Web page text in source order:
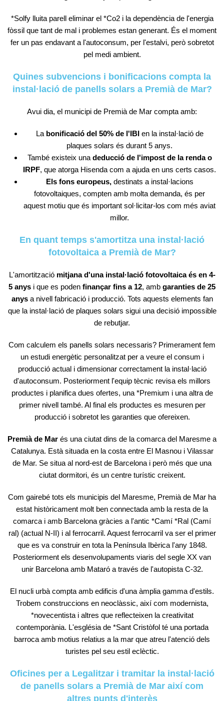
*Solfylluita parell eliminar el *Co2i la dependència de l'energia
fòssil que tant de mal i problemes estan generant. És el moment
fer un pas endavant a l'autoconsum, per l'estalvi, però sobretot
pel medi ambient.
Quines subvencions i bonificacions compta la
instal·lació de panells solars a Premià de Mar?
Avui dia, el municipi de Premià de Mar compta amb:
La bonificació del 50% de l'IBIen la instal·lació de
plaques solars és durant 5 anys.
També existeix una deducció de l'impost de la renda o
IRPF, que atorga Hisenda com a ajuda en uns certs casos.
Els fons europeus,destinats a instal·lacions
fotovoltaiques, compten amb molta demanda, és per
aquest motiu que és important sol·licitar-los com més aviat
millor.
En quant temps s'amortitza una instal·lació
fotovoltaica a Premià de Mar?
L'amortització mitjana d'una instal·lació fotovoltaica és en 4-
5 anys i que es poden finançar fins a 12, amb garanties de 25
anysa nivell fabricació i producció. Tots aquests elements fan
que la instal·lació de plaques solars sigui una decisió impossible
de rebutjar.
Com calculem els panells solars necessaris? Primerament fem
un estudi energètic personalitzat per a veure el consum i
producció actual i dimensionar correctament la instal·lació
d'autoconsum. Posteriorment l'equip tècnic revisa els millors
productes i planifica dues ofertes, una *Premium i una altra de
primer nivell també. Al final els productes es mesuren per
producció i sobretot les garanties que ofereixen.
Premià de Mar és una ciutat dins de la comarca del Maresme a
Catalunya. Està situada en la costa entre El Masnou i Vilassar
de Mar. Se situa al nord-est de Barcelona i però més que una
ciutat dormitori, és un centre turístic creixent.
Com gairebé tots els municipis del Maresme, Premià de Mar ha
estat històricament molt ben connectada amb la resta de la
comarca i amb Barcelona gràcies a l'antic *Camí *Ral (Camí
ral) (actual N-II) i al ferrocarril. Aquest ferrocarril va ser el primer
que es va construir en tota la Península Ibèrica l'any 1848.
Posteriorment els desenvolupaments viaris del segle XX van
unir Barcelona amb Mataró a través de l'autopista C-32.
El nucli urbà compta amb edificis d'una àmplia gamma d'estils.
Trobem construccions en neoclàssic, així com modernista,
*novecentista i altres que reflecteixen la creativitat
contemporània. L'església de *Sant Cristòfol té una portada
barroca amb motius relatius a la mar que atreu l'atenció dels
turistes pel seu estil eclèctic.
Oficines per a Legalitzar i tramitar la instal·lació
de panells solars a Premià de Mar així com
altres punts d'interès